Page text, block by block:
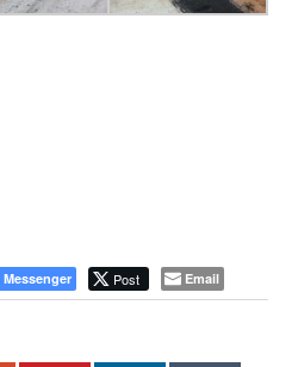
Messenger Post Email